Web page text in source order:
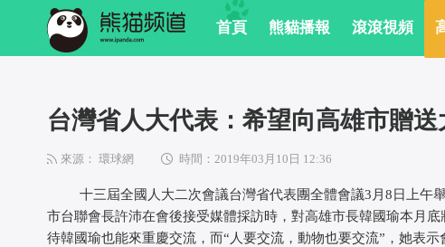
首頁 熊貓播報 滾滾視頻
台灣省人大代表：希望向高雄市贈送
來源： 環球網 時間：2019年03月10日 12:36
十三屆全國人大二次會議台灣省代表團全體會議3月8日上午
市台聯會長許沛在會後接受媒體採訪時，對高雄市長韓國瑜本月
待韓國瑜也能來重慶交流，而“人要交流，動物也要交流”，她表